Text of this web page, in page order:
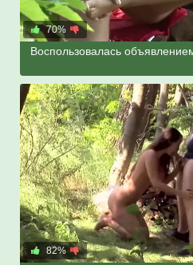
70%
Воспользовалась
82%